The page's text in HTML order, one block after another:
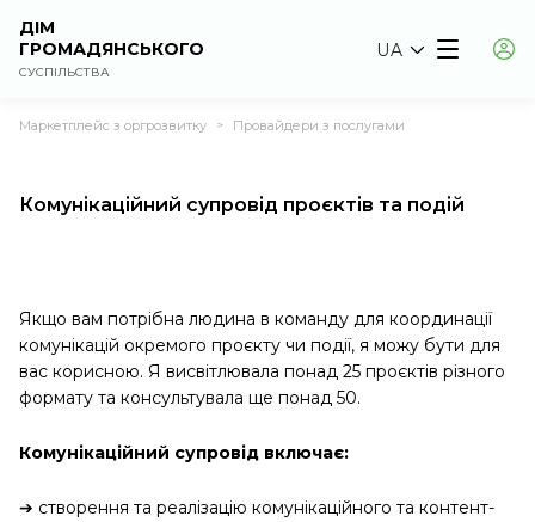
ДІМ
ГРОМАДЯНСЬКОГО
СУСПІЛЬСТВА
UA
Маркетплейс з оргрозвитку > Провайдери з послугами
Комунікаційний супровід проєктів та подій
Якщо вам потрібна людина в команду для координації
комунікацій окремого проєкту чи події, я можу бути для
вас корисною. Я висвітлювала понад 25 проєктів різного
формату та консультувала ще понад 50.
Комунікаційний супровід включає:
➔ створення та реалізацію комунікаційного та контент-